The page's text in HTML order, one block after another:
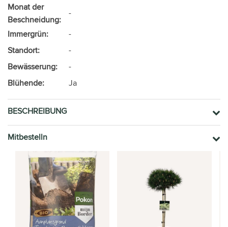
Monat der
Beschneidung:
-
Immergrün:
-
Standort:
-
Bewässerung:
-
Blühende:
Ja
BESCHREIBUNG
Mitbestelln